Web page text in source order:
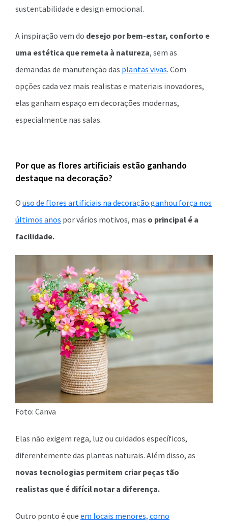
sustentabilidade e design emocional.
A inspiração vem do desejo por bem-estar, conforto e
uma estética que remeta à natureza, sem as
demandas de manutenção das plantas vivas. Com
opções cada vez mais realistas e materiais inovadores,
elas ganham espaço em decorações modernas,
especialmente nas salas.
Por que as flores artificiais estão ganhando
destaque na decoração?
O uso de flores artificiais na decoração ganhou força nos
últimos anos por vários motivos, mas o principal é a
facilidade.
Foto: Canva
Elas não exigem rega, luz ou cuidados específicos,
diferentemente das plantas naturais. Além disso, as
novas tecnologias permitem criar peças tão
realistas que é difícil notar a diferença.
Outro ponto é que em locais menores, como